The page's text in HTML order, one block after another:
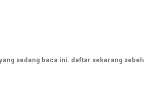
sedang baca ini. daftar sekarang